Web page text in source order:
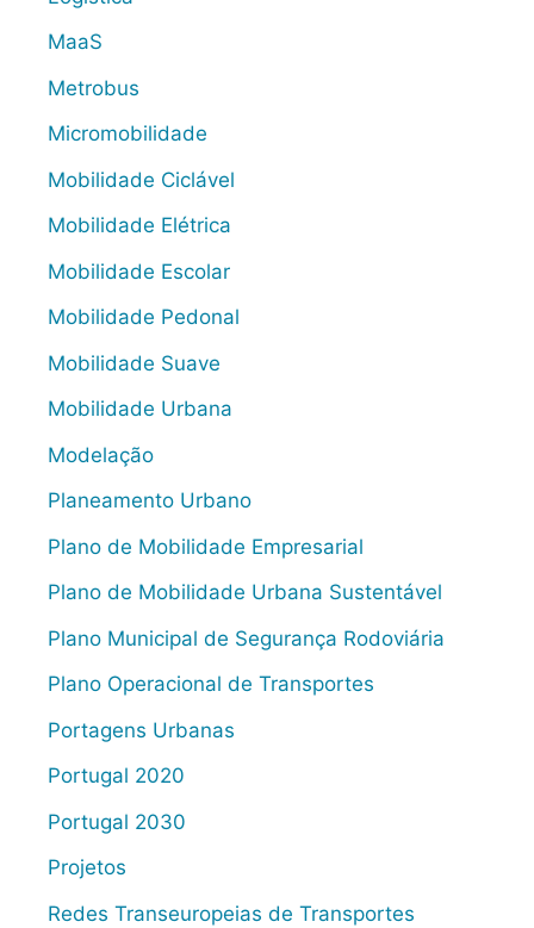
MaaS
Metrobus
Micromobilidade
Mobilidade Ciclável
Mobilidade Elétrica
Mobilidade Escolar
Mobilidade Pedonal
Mobilidade Suave
Mobilidade Urbana
Modelação
Planeamento Urbano
Plano de Mobilidade Empresarial
Plano de Mobilidade Urbana Sustentável
Plano Municipal de Segurança Rodoviária
Plano Operacional de Transportes
Portagens Urbanas
Portugal 2020
Portugal 2030
Projetos
Redes Transeuropeias de Transportes